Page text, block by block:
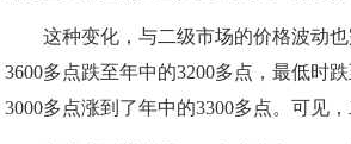
这种变化，与二级市场的价格波动
3600多点跌至年中的3200多点，最低时
3000多点涨到了年中的3300多点。可见